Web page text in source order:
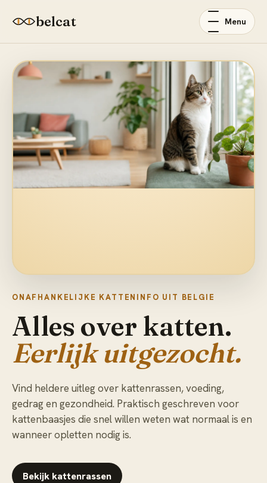
belcat Menu
ONAFHANKELIJKE KATTENINFO UIT BELGIE
Alles over katten.
Eerlijk uitgezocht.
Vind heldere uitleg over kattenrassen, voeding,
gedrag en gezondheid. Praktisch geschreven voor
kattenbaasjes die snel willen weten wat normaal is en
wanneer opletten nodig is.
Bekijk kattenrassen